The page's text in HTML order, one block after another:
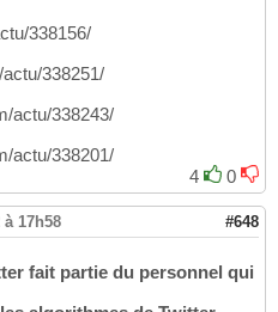
338156/
338251/
actu/338243/
actu/338201/
4
0
à 17h58 #648
fait partie du personnel qui